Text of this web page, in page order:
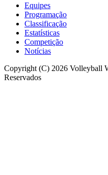
Equipes
Programação
Classificação
Estatísticas
Competição
Notícias
Copyright (C) 2026 Volleyball
Reservados